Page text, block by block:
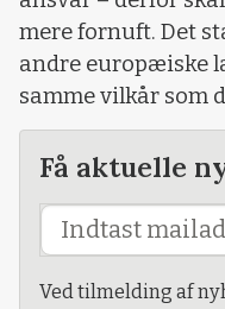
mere fornuft. Det
andre europæiske
samme vilkår som
Få aktuelle
Ved tilmelding af